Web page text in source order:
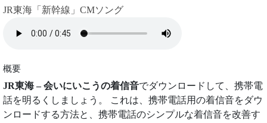
JR東海「新幹線」CMソング
概要
JR東海 – 会いにいこうの着信音でダウンロードして、携帯電
話を明るくしましょう。 これは、携帯電話用の着信音をダウ
ンロードする方法と、携帯電話のシンプルな着信音を改善す